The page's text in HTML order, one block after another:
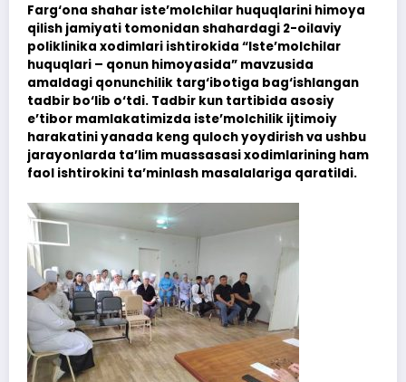
Farg‘ona shahar iste’molchilar huquqlarini himoya
qilish jamiyati tomonidan shahardagi 2-oilaviy
poliklinika xodimlari ishtirokida “Iste’molchilar
huquqlari – qonun himoyasida” mavzusida
amaldagi qonunchilik targ‘ibotiga bag‘ishlangan
tadbir bo‘lib o‘tdi. Tadbir kun tartibida asosiy
e’tibor mamlakatimizda iste’molchilik ijtimoiy
harakatini yanada keng quloch yoydirish va ushbu
jarayonlarda ta’lim muassasasi xodimlarining ham
faol ishtirokini ta’minlash masalalariga qaratildi.